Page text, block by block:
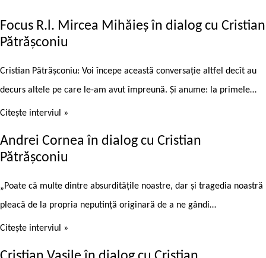
Focus R.l. Mircea Mihăieș în dialog cu Cristian
Pătrășconiu
Cristian Pătrășconiu: Voi începe această conversație altfel decît au
decurs altele pe care le-am avut împreună. Și anume: la primele…
Citește interviul »
Andrei Cornea în dialog cu Cristian
Pătrășconiu
„Poate că multe dintre absurdităţile noastre, dar şi tragedia noastră
pleacă de la propria neputință originară de a ne gândi…
Citește interviul »